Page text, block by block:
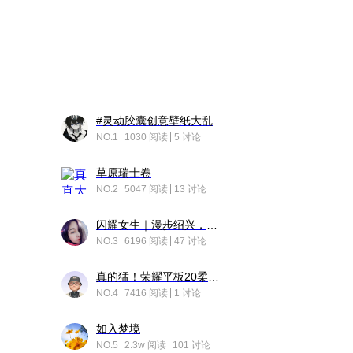
NO.1 1030 阅读 5 讨论
草原瑞士卷
NO.2 5047 阅读 13 讨论
NO.3 6196 阅读 47 讨论
NO.4 7416 阅读 1 讨论
如入梦境
NO.5 2.3w 阅读 101 讨论